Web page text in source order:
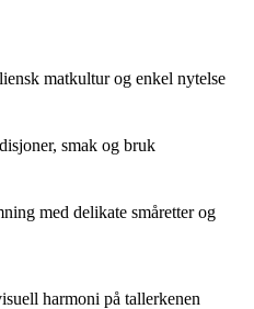
matkultur og enkel nytelse
smak og bruk
med delikate småretter og
harmoni på tallerkenen